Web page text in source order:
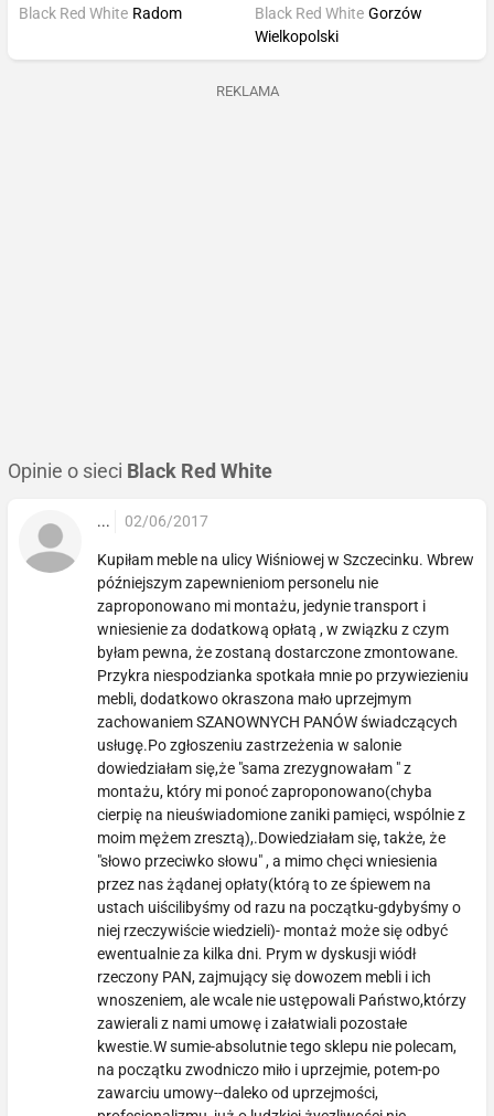
Black Red White Radom
Black Red White Gorzów
Wielkopolski
REKLAMA
Opinie o sieci Black Red White
... 02/06/2017
Kupiłam meble na ulicy Wiśniowej w Szczecinku. Wbrew
późniejszym zapewnieniom personelu nie
zaproponowano mi montażu, jedynie transport i
wniesienie za dodatkową opłatą , w związku z czym
byłam pewna, że zostaną dostarczone zmontowane.
Przykra niespodzianka spotkała mnie po przywiezieniu
mebli, dodatkowo okraszona mało uprzejmym
zachowaniem SZANOWNYCH PANÓW świadczących
usługę.Po zgłoszeniu zastrzeżenia w salonie
dowiedziałam się,że "sama zrezygnowałam " z
montażu, który mi ponoć zaproponowano(chyba
cierpię na nieuświadomione zaniki pamięci, wspólnie z
moim mężem zresztą),.Dowiedziałam się, także, że
"słowo przeciwko słowu" , a mimo chęci wniesienia
przez nas żądanej opłaty(którą to ze śpiewem na
ustach uiścilibyśmy od razu na początku-gdybyśmy o
niej rzeczywiście wiedzieli)- montaż może się odbyć
ewentualnie za kilka dni. Prym w dyskusji wiódł
rzeczony PAN, zajmujący się dowozem mebli i ich
wnoszeniem, ale wcale nie ustępowali Państwo,którzy
zawierali z nami umowę i załatwiali pozostałe
kwestie.W sumie-absolutnie tego sklepu nie polecam,
na początku zwodniczo miło i uprzejmie, potem-po
zawarciu umowy--daleko od uprzejmości,